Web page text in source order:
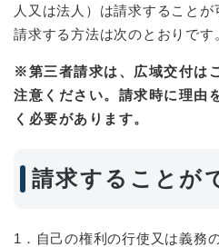
人又は法人）は請求すること
請求する方法は次のとおりです
※第三者請求は、広域交付は
注意ください。請求時に理由
く必要があります。
請求することが
1．自己の権利の行使又は義務